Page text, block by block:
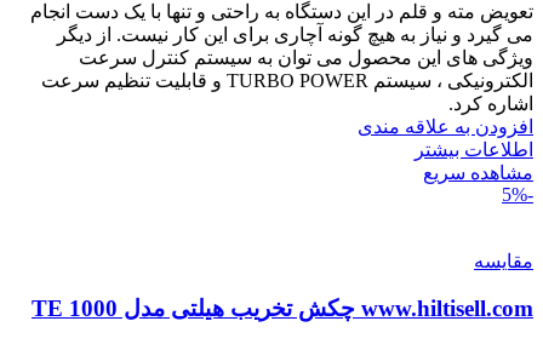
تعویض مته و قلم در این دستگاه به راحتی و تنها با یک دست انجام
می گیرد و نیاز به هیچ گونه آچاری برای این کار نیست. از دیگر
ویژگی های این محصول می توان به سیستم کنترل سرعت
الکترونیکی ، سیستم TURBO POWER و قابلیت تنظیم سرعت
اشاره کرد.
افزودن به علاقه مندی
اطلاعات بیشتر
مشاهده سریع
-5%
مقایسه
www.hiltisell.com چکش تخریب هیلتی مدل TE 1000